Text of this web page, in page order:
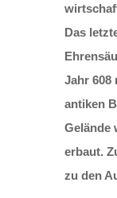
Das
Jahr 608
antiken
Gelände
erbaut.
zu den